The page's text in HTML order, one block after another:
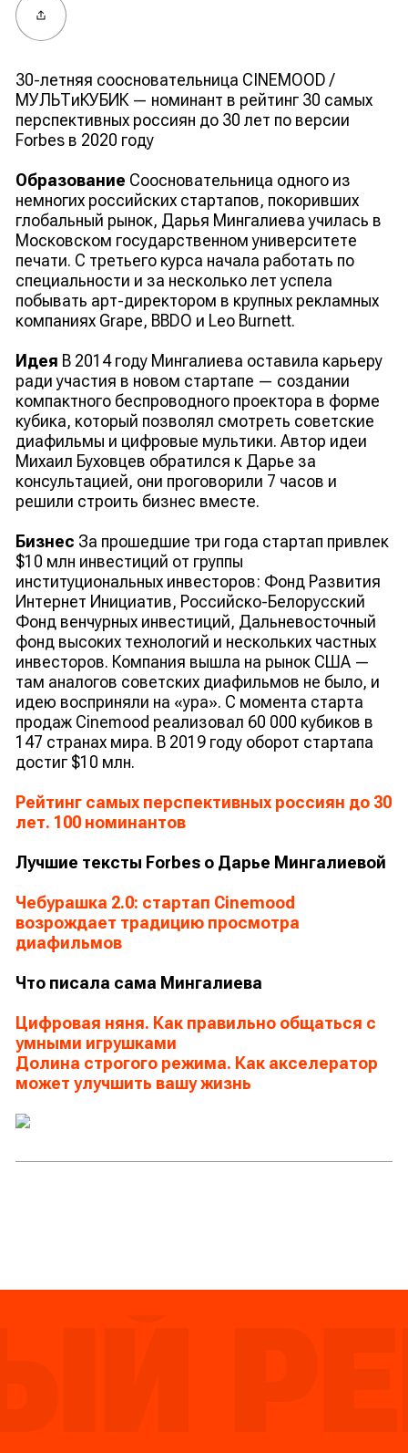
Поделиться
30-летняя соосновательница CINEMOOD /
МУЛЬТиКУБИК — номинант в рейтинг 30 самых
перспективных россиян до 30 лет по версии
Forbes в 2020 году
Образование Соосновательница одного из
немногих российских стартапов, покоривших
глобальный рынок, Дарья Мингалиева училась в
Московском государственном университете
печати. С третьего курса начала работать по
специальности и за несколько лет успела
побывать арт-директором в крупных рекламных
компаниях Grape, BBDO и Leo Burnett.
Идея В 2014 году Мингалиева оставила карьеру
ради участия в новом стартапе — создании
компактного беспроводного проектора в форме
кубика, который позволял смотреть советские
диафильмы и цифровые мультики. Автор идеи
Михаил Буховцев обратился к Дарье за
консультацией, они проговорили 7 часов и
решили строить бизнес вместе.
Бизнес За прошедшие три года стартап привлек
$10 млн инвестиций от группы
институциональных инвесторов: Фонд Развития
Интернет Инициатив, Российско-Белорусский
Фонд венчурных инвестиций, Дальневосточный
фонд высоких технологий и нескольких частных
инвесторов. Компания вышла на рынок США —
там аналогов советских диафильмов не было, и
идею восприняли на «ура». С момента старта
продаж Сinemood реализовал 60 000 кубиков в
147 странах мира. В 2019 году оборот стартапа
достиг $10 млн.
Рейтинг самых перспективных россиян до 30
лет. 100 номинантов
Лучшие тексты Forbes о Дарье Мингалиевой
Чебурашка 2.0: стартап Cinemood
возрождает традицию просмотра
диафильмов
Что писала сама Мингалиева
Цифровая няня. Как правильно общаться с
умными игрушками
Долина строгого режима. Как акселератор
может улучшить вашу жизнь